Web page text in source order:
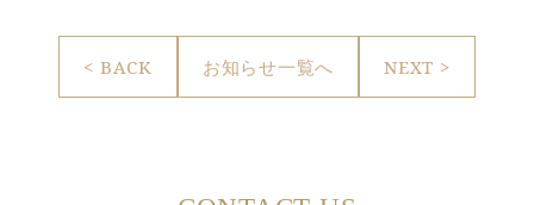
< BACK お知らせ一覧へ NEXT >